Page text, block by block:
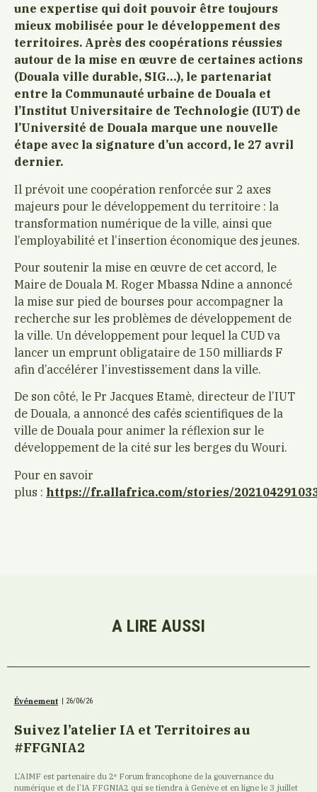
une expertise qui doit pouvoir être toujours
mieux mobilisée pour le développement des
territoires. Après des coopérations réussies
autour de la mise en œuvre de certaines actions
(Douala ville durable, SIG…), le partenariat
entre la Communauté urbaine de Douala et
l’Institut Universitaire de Technologie (IUT) de
l’Université de Douala marque une nouvelle
étape avec la signature d’un accord, le 27 avril
dernier.
Il prévoit une coopération renforcée sur 2 axes
majeurs pour le développement du territoire : la
transformation numérique de la ville, ainsi que
l’employabilité et l’insertion économique des jeunes.
Pour soutenir la mise en œuvre de cet accord, le
Maire de Douala M. Roger Mbassa Ndine a annoncé
la mise sur pied de bourses pour accompagner la
recherche sur les problèmes de développement de
la ville. Un développement pour lequel la CUD va
lancer un emprunt obligataire de 150 milliards F
afin d’accélérer l’investissement dans la ville.
De son côté, le Pr Jacques Etamè, directeur de l’IUT
de Douala, a annoncé des cafés scientifiques de la
ville de Douala pour animer la réflexion sur le
développement de la cité sur les berges du Wouri.
Pour en savoir
plus : https://fr.allafrica.com/stories/
A LIRE AUSSI
Événement | 26/06/26
Suivez l’atelier IA et Territoires au
#FFGNIA2
L’AIMF est partenaire du 2ᵉ Forum francophone de la gouvernance du
numérique et de l’IA FFGNIA2 qui se tiendra à Genève et en ligne le 3 juillet